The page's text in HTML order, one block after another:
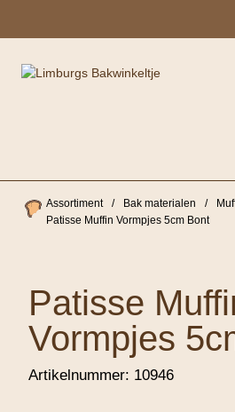
Assortiment / Bak materialen /
Patisse Muffin Vormpjes 5cm Bont
Patisse
Vormpjes
Artikelnummer: 10946